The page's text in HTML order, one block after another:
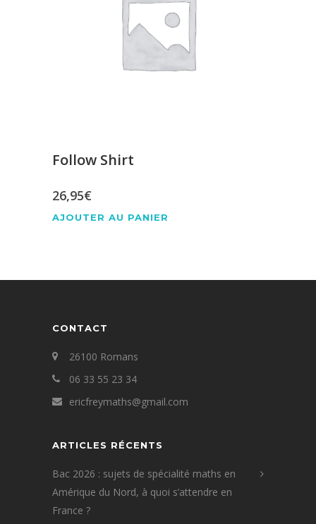
Follow Shirt
26,95€
AJOUTER AU PANIER
CONTACT
26100 Romans
06 33 55 23 34
ericfreymaths@gmail.com
ARTICLES RÉCENTS
Bac 2026 : sujets de spécialité maths en
Amérique du Nord, à quoi s’attendre en
France ?